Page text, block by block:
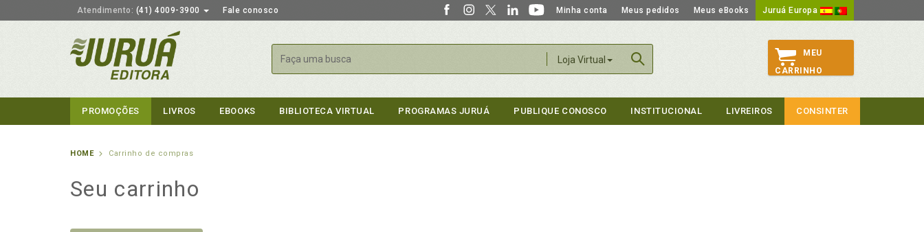
Atendimento: (41) 4009-3900 Fale conosco Minha conta Meus pedidos Meus eBooks Juruá Europa
Loja Virtual
Buscar
MEU
CARRINHO
PROMOÇÕES LIVROS EBOOKS BIBLIOTECA VIRTUAL PROGRAMAS JURUÁ PUBLIQUE CONOSCO INSTITUCIONAL LIVREIROS CONSINTER
HOME Carrinho de compras
Seu carrinho